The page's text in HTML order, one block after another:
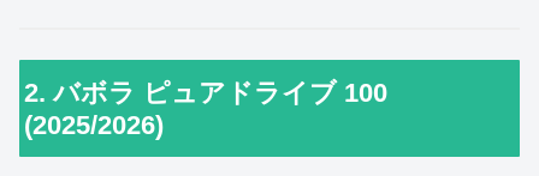
2. バボラ ピュアドライブ 100
(2025/2026)